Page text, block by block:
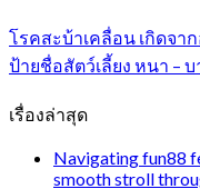
โรคสะบ้าเคลื่อน เกิดจาก
ป้ายชื่อสัตว์เลี้ยง หนา –
เรื่องล่าสุด
Navigating fun88
smooth stroll